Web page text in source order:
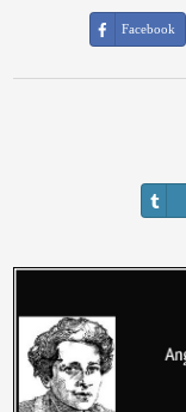
Facebook